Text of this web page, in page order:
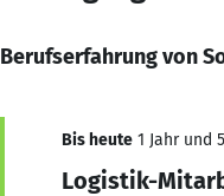
Berufserfahrung von
Bis heute 1 Jahr und
Logistik-